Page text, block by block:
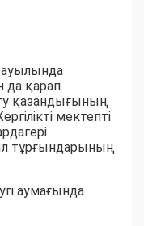
ауылында
да қарап
қазандығының
мектепті
тұрғындарының
аумағында